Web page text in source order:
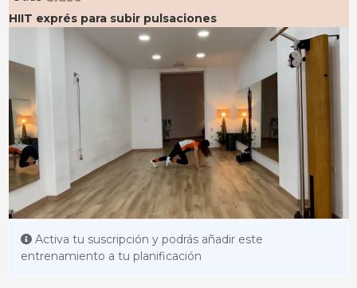
HIIT exprés para subir pulsaciones
Activa tu suscripción y podrás añadir este
entrenamiento a tu planificación